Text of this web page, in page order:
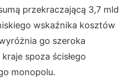
przekraczającą 3,7 mld
wskaźnika kosztów
go szeroka
spoza ścisłego
monopolu.